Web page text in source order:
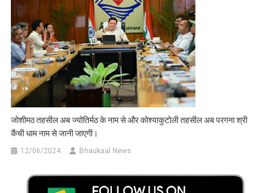
जोशीमठ तहसील अब ज्योतिर्मठ के नाम से और कोश्याकुटोली तहसील अब परगना श्री
कैंची धाम नाम से जानी जाएगी।
12/06/2024 Bhaukaal News